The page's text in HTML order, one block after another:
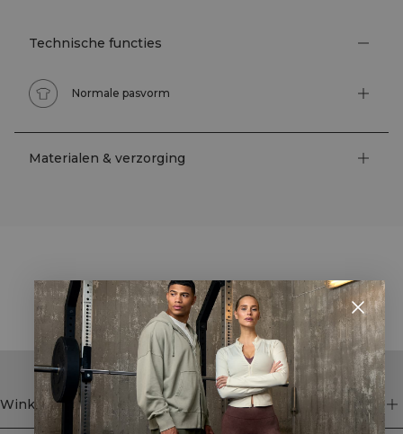
Technische functies
Normale pasvorm
Materialen & verzorging
STYLE WITH
Winkel